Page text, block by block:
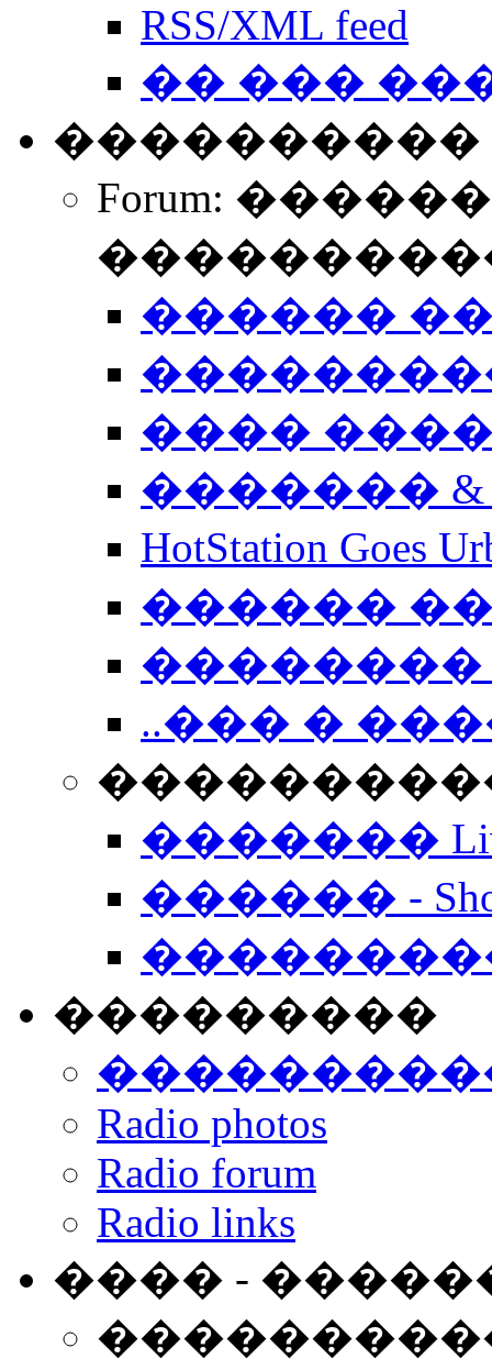
RSS/XML feed
�� ���
����������
Forum:
������
����
�������
HotStation
������
��������
..��� �
����������
�������
������ -
���������
Radio photos
Radio forum
Radio links
���� -